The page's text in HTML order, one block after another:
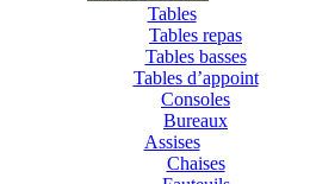
Tables
Tables repas
Tables basses
Tables d’appoint
Consoles
Bureaux
Assises
Chaises